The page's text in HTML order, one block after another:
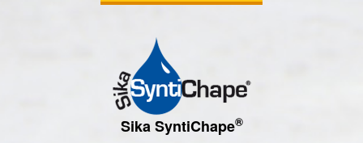
Sika SyntiChape®